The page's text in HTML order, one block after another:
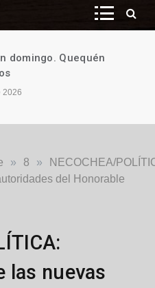
domingo. Quequén
2026
» 8 »
NECOCHEA/
del Honorable
las nuevas